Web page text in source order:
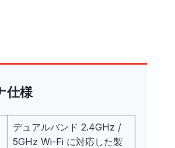
仕様
デュアルバンド 2.4GHz /
5GHz Wi-Fi に対応した製